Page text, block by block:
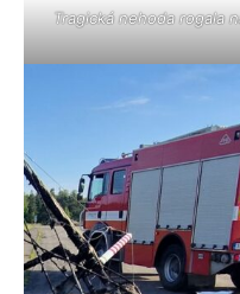
Tragická nehoda rogala